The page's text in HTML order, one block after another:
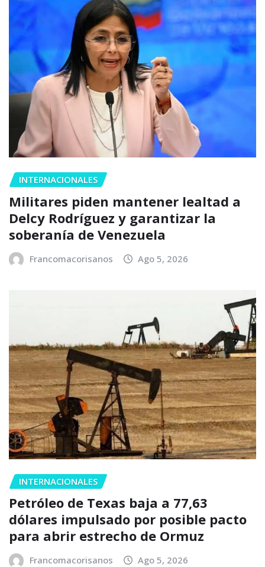
INTERNACIONALES
Militares piden mantener lealtad a
Delcy Rodríguez y garantizar la
soberanía de Venezuela
Francomacorisanos Ago 5, 2026
INTERNACIONALES
Petróleo de Texas baja a 77,63
dólares impulsado por posible pacto
para abrir estrecho de Ormuz
Francomacorisanos Ago 5, 2026